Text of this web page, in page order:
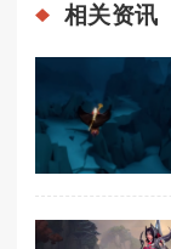
相关资讯